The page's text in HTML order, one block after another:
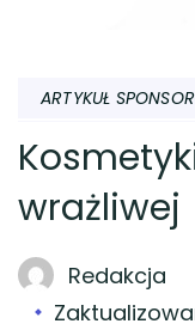
ARTYKUŁ
wrażliwej
Redakcja